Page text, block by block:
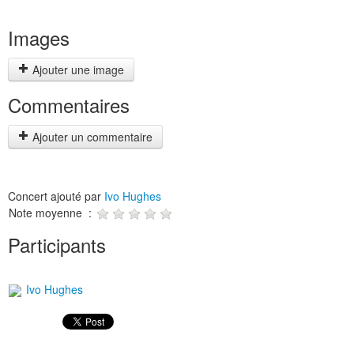
Images
Ajouter une image
Commentaires
Ajouter un commentaire
Concert ajouté par Ivo Hughes
Note moyenne :
Participants
Ivo Hughes